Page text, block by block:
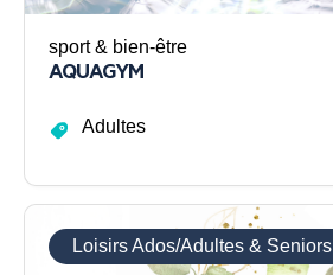
sport & bien-être
AQUAGYM
Adultes
Loisirs Ados/Adultes & Seniors